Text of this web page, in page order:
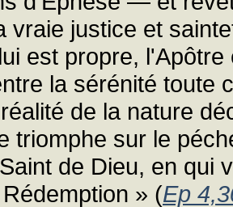
vraie justice et
est propre,
la sérénité toute
de la nature
triomphe sur le
de Dieu, en qui
» (Ep